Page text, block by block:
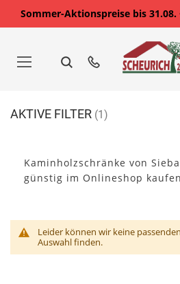
Sommer-Aktionspreise bis 31.08.
springen
Kaminholzschränke von
günstig im Onlineshop
Leider können wir keine
Auswahl finden.
AKTIVE FILTER